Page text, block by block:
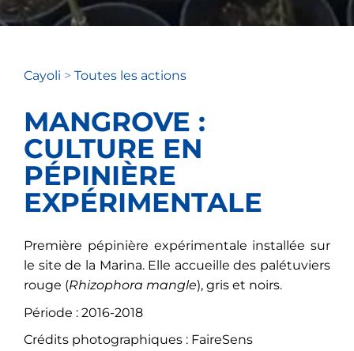
Cayoli > Toutes les actions
MANGROVE :
CULTURE EN
PÉPINIÈRE
EXPÉRIMENTALE
Première pépinière expérimentale installée sur
le site de la Marina. Elle accueille des palétuviers
rouge (Rhizophora mangle), gris et noirs.
Période : 2016-2018
Crédits photographiques : FaireSens